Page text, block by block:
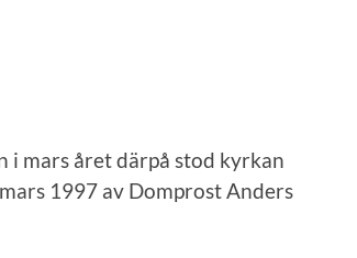
i mars året därpå stod kyrkan
1997 av Domprost Anders